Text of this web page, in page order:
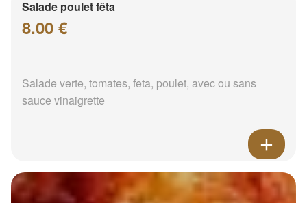
Salade poulet fêta
8.00 €
Salade verte, tomates, feta, poulet, avec ou sans
sauce vinaigrette